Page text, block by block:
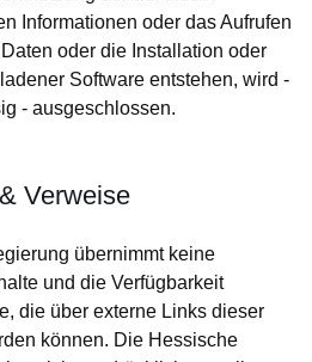
Informationen oder das Aufrufen
oder die Installation oder
Software entstehen, wird -
- ausgeschlossen.
Verweise
übernimmt keine
und die Verfügbarkeit
die über externe Links dieser
können. Die Hessische